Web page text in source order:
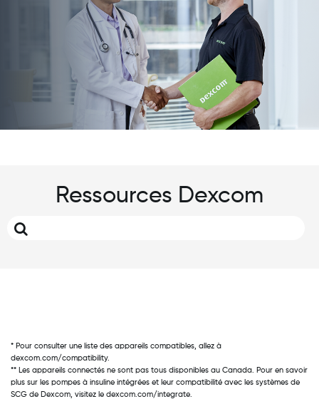
Ressources Dexcom
* Pour consulter une liste des appareils compatibles, allez à
dexcom.com/compatibility.
** Les appareils connectés ne sont pas tous disponibles au Canada. Pour en savoir
plus sur les pompes à insuline intégrées et leur compatibilité avec les systèmes de
SCG de Dexcom, visitez le dexcom.com/integrate.